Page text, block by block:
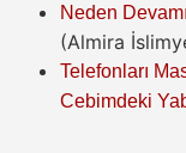
Neden
(Almira
Telefonları
Cebimdeki